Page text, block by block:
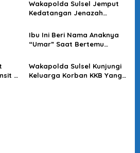
Wakapolda Sulsel Jemput
Kedatangan Jenazah
Sultan Hasanuddin
Ibu Ini Beri Nama Anaknya
“Umar” Saat Bertemu
Di
Wakapolda Sulsel Kunjungi
Keluarga Korban KKB Yang